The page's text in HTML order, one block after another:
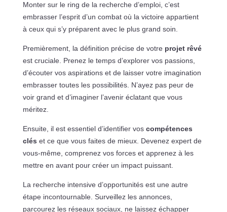
Monter sur le ring de la recherche d’emploi, c’est
embrasser l’esprit d’un combat où la victoire appartient
à ceux qui s’y préparent avec le plus grand soin.
Premièrement, la définition précise de votre projet rêvé
est cruciale. Prenez le temps d’explorer vos passions,
d’écouter vos aspirations et de laisser votre imagination
embrasser toutes les possibilités. N’ayez pas peur de
voir grand et d’imaginer l’avenir éclatant que vous
méritez.
Ensuite, il est essentiel d’identifier vos compétences
clés et ce que vous faites de mieux. Devenez expert de
vous-même, comprenez vos forces et apprenez à les
mettre en avant pour créer un impact puissant.
La recherche intensive d’opportunités est une autre
étape incontournable. Surveillez les annonces,
parcourez les réseaux sociaux, ne laissez échapper